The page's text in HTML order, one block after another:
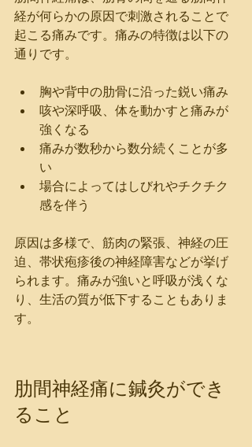
経が何らかの原因で刺激されることで
起こる痛みです。痛みの特徴は以下の
通りです。
胸や背中の肋骨に沿った鋭い痛み
咳や深呼吸、体を動かすと痛みが
強くなる
痛みが数秒から数分続くことが多
い
場合によってはしびれやチクチク
感を伴う
原因は多様で、筋肉の緊張、神経の圧
迫、帯状疱疹後の神経障害などが挙げ
られます。痛みが強いと呼吸が浅くな
り、生活の質が低下することもありま
す。
肋間神経痛に鍼灸ができ
ること